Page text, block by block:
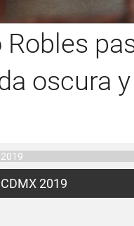
Robles
oscura
2019